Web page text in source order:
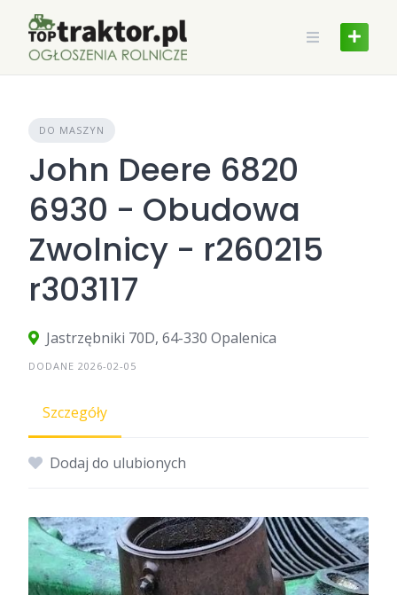
content
DO MASZYN
John Deere 6820
6930 - Obudowa
Zwolnicy - r260215
r303117
Jastrzębniki 70D, 64-330 Opalenica
DODANE 2026-02-05
Szczegóły
Dodaj do ulubionych